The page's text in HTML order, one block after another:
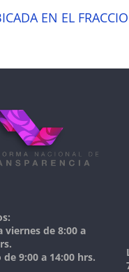
EN EL
viernes de 8:00 a
de 9:00 a 14:00 hrs.